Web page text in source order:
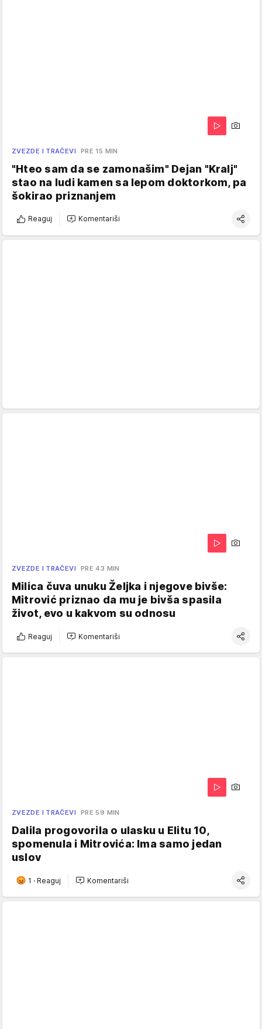
ZVEZDE I TRAČEVI PRE 15 MIN
"Hteo sam da se zamonašim" Dejan "Kralj"
stao na ludi kamen sa lepom doktorkom, pa
šokirao priznanjem
Reaguj Komentariši
ZVEZDE I TRAČEVI PRE 43 MIN
Milica čuva unuku Željka i njegove bivše:
Mitrović priznao da mu je bivša spasila
život, evo u kakvom su odnosu
Reaguj Komentariši
ZVEZDE I TRAČEVI PRE 59 MIN
Dalila progovorila o ulasku u Elitu 10,
spomenula i Mitrovića: Ima samo jedan
uslov
1 · Reaguj Komentariši